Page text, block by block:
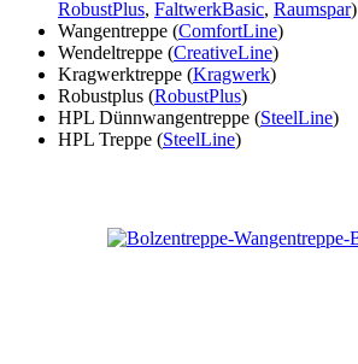
RobustPlus, FaltwerkBasic, Raumspar)
Wangentreppe (ComfortLine)
Wendeltreppe (CreativeLine)
Kragwerktreppe (Kragwerk)
Robustplus (RobustPlus)
HPL Dünnwangentreppe (SteelLine)
HPL Treppe (SteelLine)